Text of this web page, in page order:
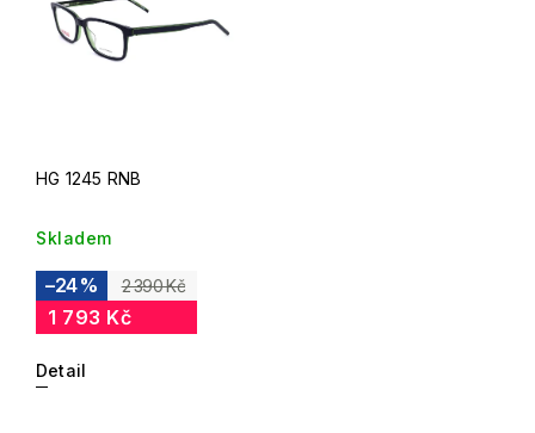
HG 1245 RNB
Skladem
2 390 Kč
–24 %
1 793 Kč
Detail